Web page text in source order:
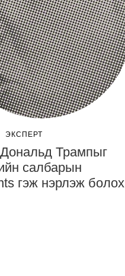
ЭКСПЕРТ
Трампыг
салбарын
гэж нэрлэж болох